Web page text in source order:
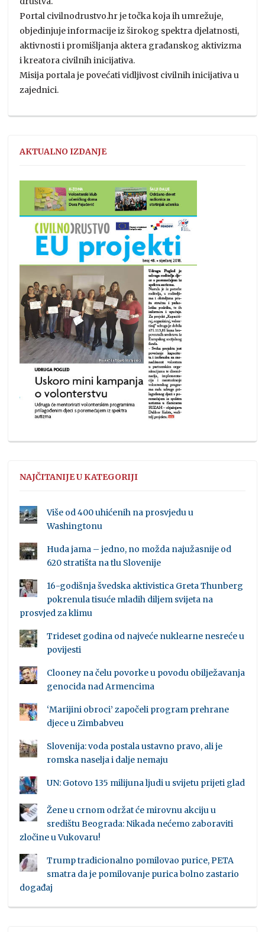
Portal civilnodrustvo.hr je točka koja ih umrežuje,
objedinjuje informacije iz širokog spektra djelatnosti,
aktivnosti i promišljanja aktera građanskog aktivizma
i kreatora civilnih inicijativa.
Misija portala je povećati vidljivost civilnih inicijativa u
zajednici.
AKTUALNO IZDANJE
NAJČITANIJE U KATEGORIJI
Više od 400 uhićenih na prosvjedu u
Washingtonu
Huda jama – jedno, no možda najužasnije od
620 stratišta na tlu Slovenije
16-godišnja švedska aktivistica Greta Thunberg
pokrenula tisuće mladih diljem svijeta na
prosvjed za klimu
Trideset godina od najveće nuklearne nesreće u
povijesti
Clooney na čelu povorke u povodu obilježavanja
genocida nad Armencima
‘Marijini obroci’ započeli program prehrane
djece u Zimbabveu
Slovenija: voda postala ustavno pravo, ali je
romska naselja i dalje nemaju
UN: Gotovo 135 milijuna ljudi u svijetu prijeti glad
Žene u crnom održat će mirovnu akciju u
središtu Beograda: Nikada nećemo zaboraviti
zločine u Vukovaru!
Trump tradicionalno pomilovao purice, PETA
smatra da je pomilovanje purica bolno zastario
događaj